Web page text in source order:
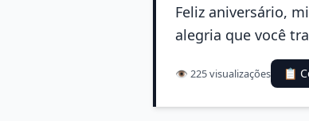
Feliz aniversário,
alegria que você
👁️ 225 visualizações 📋